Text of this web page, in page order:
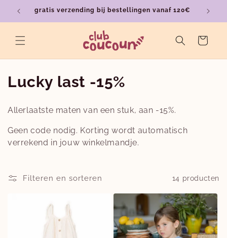
naar de
content
gratis verzending bij bestellingen vanaf 120€
Winkelwagen
C
l
c
Lucky last -15%
Allerlaatste maten van een stuk, aan -15%.
Geen code nodig. Korting wordt automatisch
verrekend in jouw winkelmandje.
Filteren en sorteren 14 producten